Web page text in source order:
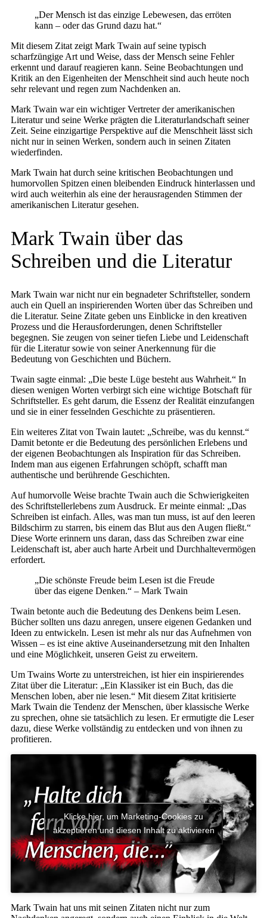
„Der Mensch ist das einzige Lebewesen, das erröten
kann – oder das Grund dazu hat.“
Mit diesem Zitat zeigt Mark Twain auf seine typisch
scharfzüngige Art und Weise, dass der Mensch seine Fehler
erkennt und darauf reagieren kann. Seine Beobachtungen und
Kritik an den Eigenheiten der Menschheit sind auch heute noch
sehr relevant und regen zum Nachdenken an.
Mark Twain war ein wichtiger Vertreter der amerikanischen
Literatur und seine Werke prägten die Literaturlandschaft seiner
Zeit. Seine einzigartige Perspektive auf die Menschheit lässt sich
nicht nur in seinen Werken, sondern auch in seinen Zitaten
wiederfinden.
Mark Twain hat durch seine kritischen Beobachtungen und
humorvollen Spitzen einen bleibenden Eindruck hinterlassen und
wird auch weiterhin als eine der herausragenden Stimmen der
amerikanischen Literatur gesehen.
Mark Twain über das
Schreiben und die Literatur
Mark Twain war nicht nur ein begnadeter Schriftsteller, sondern
auch ein Quell an inspirierenden Worten über das Schreiben und
die Literatur. Seine Zitate geben uns Einblicke in den kreativen
Prozess und die Herausforderungen, denen Schriftsteller
begegnen. Sie zeugen von seiner tiefen Liebe und Leidenschaft
für die Literatur sowie von seiner Anerkennung für die
Bedeutung von Geschichten und Büchern.
Twain sagte einmal: „Die beste Lüge besteht aus Wahrheit.“ In
diesen wenigen Worten verbirgt sich eine wichtige Botschaft für
Schriftsteller. Es geht darum, die Essenz der Realität einzufangen
und sie in einer fesselnden Geschichte zu präsentieren.
Ein weiteres Zitat von Twain lautet: „Schreibe, was du kennst.“
Damit betonte er die Bedeutung des persönlichen Erlebens und
der eigenen Beobachtungen als Inspiration für das Schreiben.
Indem man aus eigenen Erfahrungen schöpft, schafft man
authentische und berührende Geschichten.
Auf humorvolle Weise brachte Twain auch die Schwierigkeiten
des Schriftstellerlebens zum Ausdruck. Er meinte einmal: „Das
Schreiben ist einfach. Alles, was man tun muss, ist auf den leeren
Bildschirm zu starren, bis einem das Blut aus den Augen fließt.“
Diese Worte erinnern uns daran, dass das Schreiben zwar eine
Leidenschaft ist, aber auch harte Arbeit und Durchhaltevermögen
erfordert.
„Die schönste Freude beim Lesen ist die Freude
über das eigene Denken.“ – Mark Twain
Twain betonte auch die Bedeutung des Denkens beim Lesen.
Bücher sollten uns dazu anregen, unsere eigenen Gedanken und
Ideen zu entwickeln. Lesen ist mehr als nur das Aufnehmen von
Wissen – es ist eine aktive Auseinandersetzung mit den Inhalten
und eine Möglichkeit, unseren Geist zu erweitern.
Um Twains Worte zu unterstreichen, ist hier ein inspirierendes
Zitat über die Literatur: „Ein Klassiker ist ein Buch, das die
Menschen loben, aber nie lesen.“ Mit diesem Zitat kritisierte
Mark Twain die Tendenz der Menschen, über klassische Werke
zu sprechen, ohne sie tatsächlich zu lesen. Er ermutigte die Leser
dazu, diese Werke vollständig zu entdecken und von ihnen zu
profitieren.
Klicke hier, um Marketing-Cookies zu
akzeptieren und diesen Inhalt zu aktivieren
Mark Twain hat uns mit seinen Zitaten nicht nur zum